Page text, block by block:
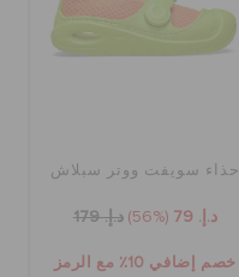
حذاء سويفت ووتر سبلاش
د.إ. 79 (56%) د.إ. 179
خصم إضافي 10٪ مع الرمز